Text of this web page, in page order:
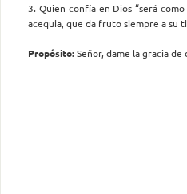
3. Quien confía en Dios “será
acequia, que da fruto siempre a su
Propósito:Señor, dame la gracia